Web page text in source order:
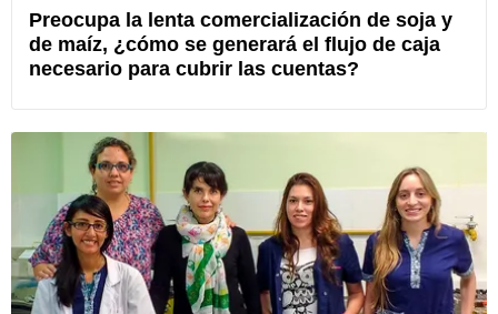
Preocupa la lenta comercialización de soja y
de maíz, ¿cómo se generará el flujo de caja
necesario para cubrir las cuentas?